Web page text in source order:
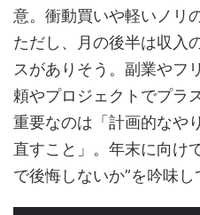
意。衝動買いや軽いノリ
ただし、月の後半は収入
スがありそう。副業やフ
頼やプロジェクトでプラ
重要なのは「計画的なや
直すこと」。年末に向け
で後悔しないか”を吟味し